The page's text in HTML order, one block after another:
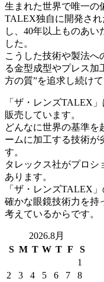
生まれた世界で唯一の
TALEX独自に開発さ
し、40年以上ものあい
した。
こうした技術や製法へ
る金型成型やプレス加
方の質”を追求し続けて
「ザ・レンズTALEX
販売しています。
どんなに世界の基準を
ームに加工する技術が
す。
タレックス社がプロシ
あります。
「ザ・レンズTALEX
確かな眼鏡技術力を持
考えているからです。
2026.8月
S M T W T F
S
1
2
3 4 5 6 7
8